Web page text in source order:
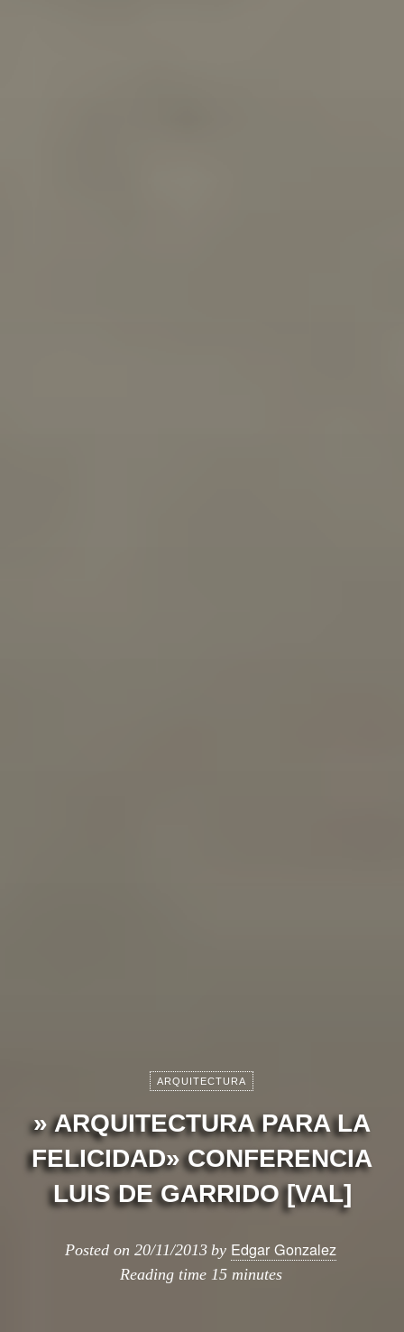
ARQUITECTURA
» ARQUITECTURA PARA LA
FELICIDAD» CONFERENCIA
LUIS DE GARRIDO [VAL]
Posted on 20/11/2013 by Edgar Gonzalez
Reading time 15 minutes